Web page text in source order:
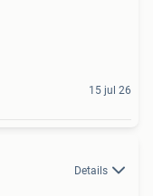
15 jul 26
Details